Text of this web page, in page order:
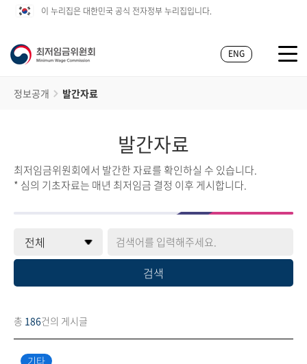
이 누리집은 대한민국 공식 전자정부 누리집입니다.
ENG
정보공개 발간자료
발간자료
최저임금위원회에서 발간한 자료를 확인하실 수 있습니다.
* 심의 기초자료는 매년 최저임금 결정 이후 게시합니다.
총 186건의 게시글
검색
기타